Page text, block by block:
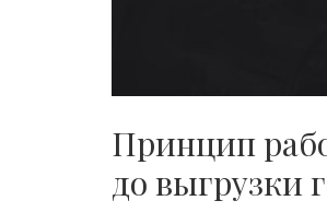
Принцип
до выгрузки